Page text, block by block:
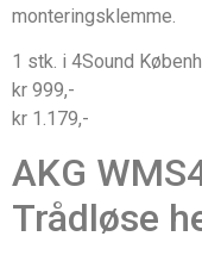
monteringsklemme.
1 stk. i 4Sound
kr 999,-
kr 1.179,-
AKG
Trådløse